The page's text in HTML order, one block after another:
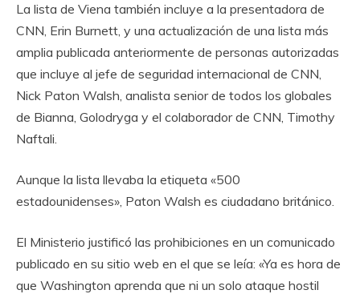
La lista de Viena también incluye a la presentadora de
CNN, Erin Burnett, y una actualización de una lista más
amplia publicada anteriormente de personas autorizadas
que incluye al jefe de seguridad internacional de CNN,
Nick Paton Walsh, analista senior de todos los globales
de Bianna, Golodryga y el colaborador de CNN, Timothy
Naftali.
Aunque la lista llevaba la etiqueta «500
estadounidenses», Paton Walsh es ciudadano británico.
El Ministerio justificó las prohibiciones en un comunicado
publicado en su sitio web en el que se leía: «Ya es hora de
que Washington aprenda que ni un solo ataque hostil